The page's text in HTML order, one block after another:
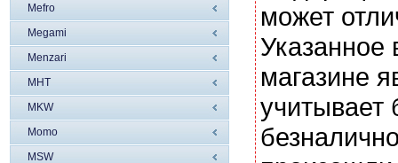
Mefro
Megami
Menzari
MHT
MKW
Momo
MSW
может
магазине
учитывает